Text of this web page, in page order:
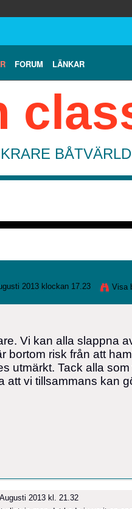
FORUM LÄNKAR
2013 klockan 17.23 Visa
Vi kan alla slappna
bortom risk från att
utmärkt. Tack alla
att vi tillsammans kan
2013 kl. 21.32